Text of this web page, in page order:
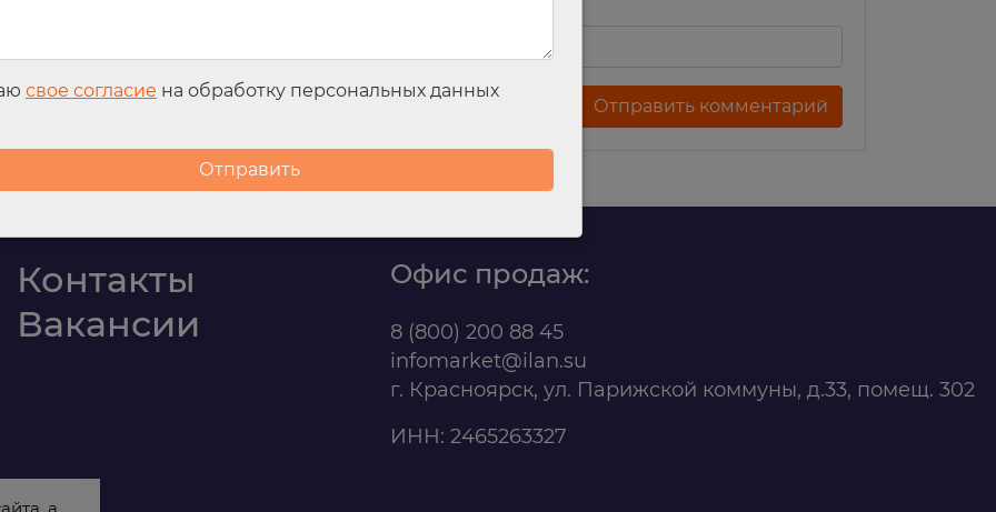
Контакты
Вакансии
Офис продаж:
8 (800) 200 88 45
infomarket@ilan.su
г. Красноярск, ул. Парижской коммуны, д.33, помещ. 302
ИНН: 2465263327
свое согласие на обработку персональных данных